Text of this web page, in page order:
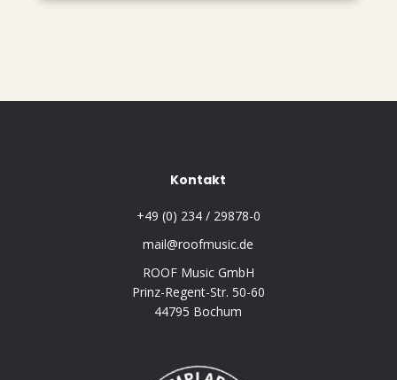
Kontakt
+49 (0) 234 / 29878-0
mail@roofmusic.de
ROOF Music GmbH
Prinz-Regent-Str. 50-60
44795 Bochum